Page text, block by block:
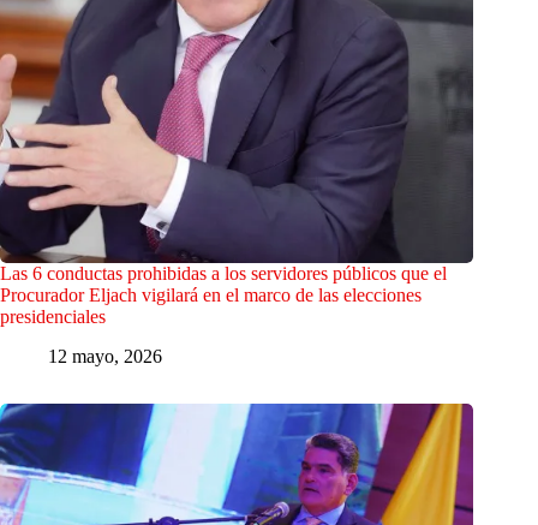
Las 6 conductas prohibidas a los servidores públicos que el
Procurador Eljach vigilará en el marco de las elecciones
presidenciales
12 mayo, 2026